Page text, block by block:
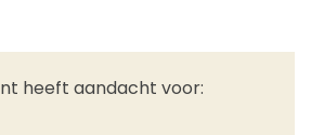
heeft aandacht voor: